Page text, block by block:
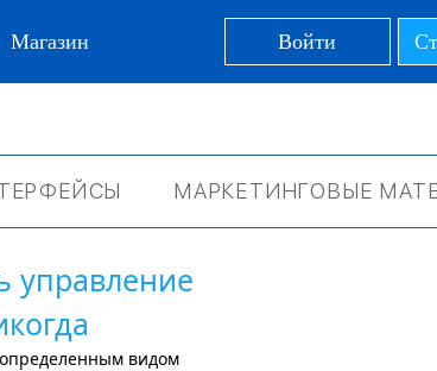
Магазин Войти
МАРКЕТИНГОВЫЕ
управление
видом